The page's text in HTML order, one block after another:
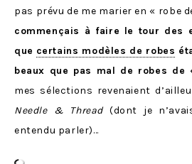
pas prévu de me marier en « robe
commençais à faire le tour des
que certains modèles de robes
beaux que pas mal de robes
mes sélections revenaient
Needle & Thread (dont je
entendu parler)…